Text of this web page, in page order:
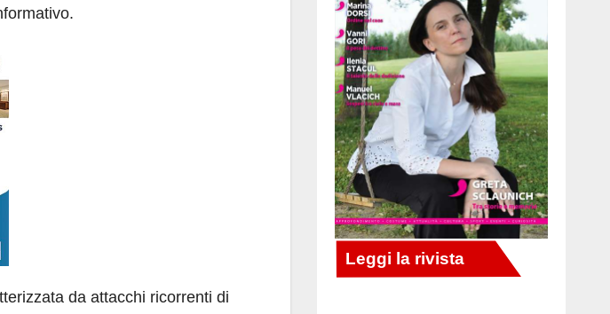
da attacchi ricorrenti di